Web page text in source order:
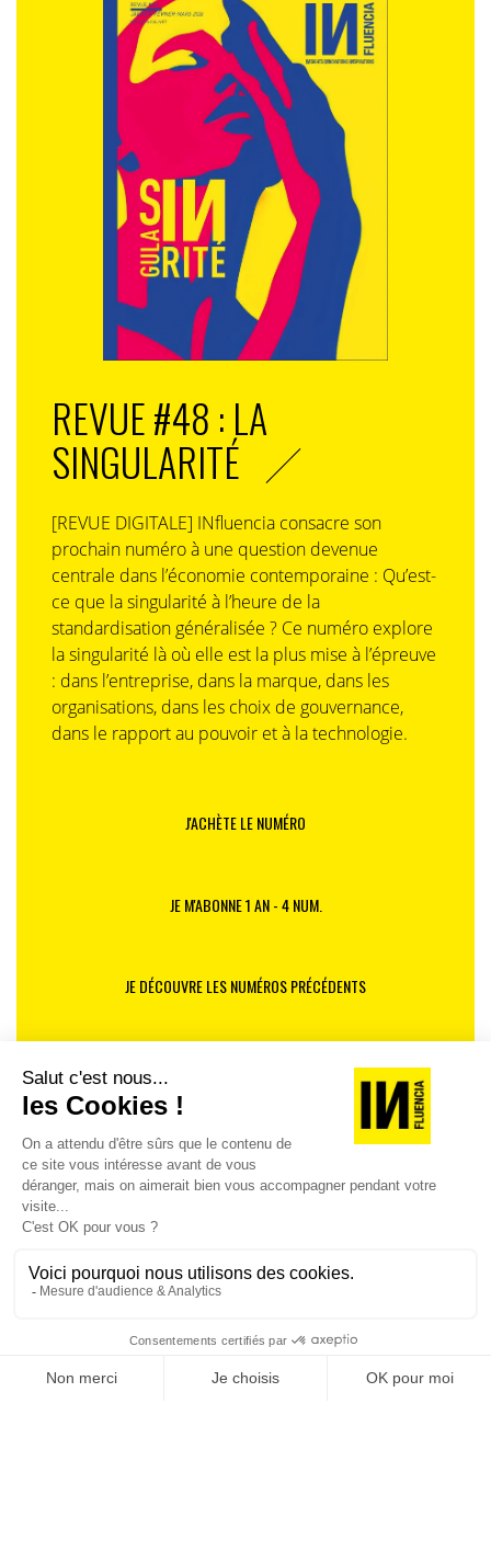
REVUE #48 : LA
SINGULARITÉ
[REVUE DIGITALE] INfluencia consacre son
prochain numéro à une question devenue
centrale dans l’économie contemporaine : Qu’est-
ce que la singularité à l’heure de la
standardisation généralisée ? Ce numéro explore
la singularité là où elle est la plus mise à l’épreuve
: dans l’entreprise, dans la marque, dans les
organisations, dans les choix de gouvernance,
dans le rapport au pouvoir et à la technologie.
J'ACHÈTE LE NUMÉRO
JE M'ABONNE 1 AN - 4 NUM.
JE DÉCOUVRE LES NUMÉROS PRÉCÉDENTS